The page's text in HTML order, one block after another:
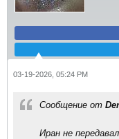
03-19-2026, 05:24 PM
Сообщение от
Иран не